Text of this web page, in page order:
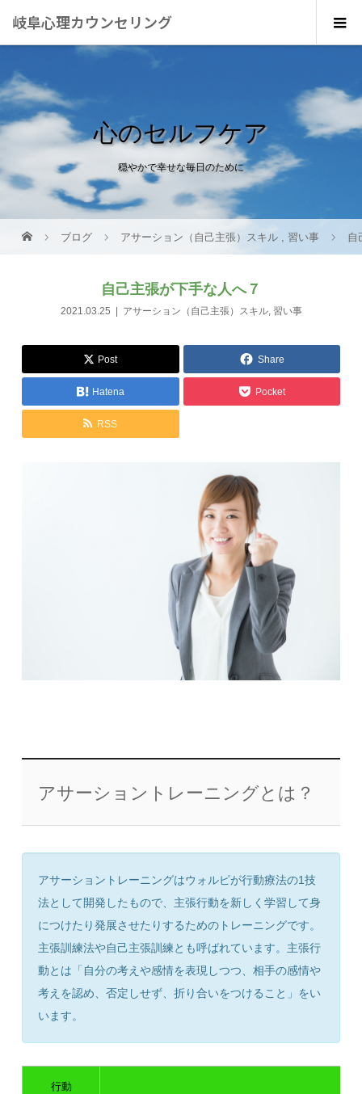
岐阜心理カウンセリング
心のセルフケア
穏やかで幸せな毎日のために
ブログ アサーション（自己主張）スキル , 習い事 自
自己主張が下手な人へ７
2021.03.25 アサーション（自己主張）スキル, 習い事
Post Share
Hatena Pocket
RSS
アサーショントレーニングとは？
アサーショントレーニングはウォルピが行動療法の1技
法として開発したもので、主張行動を新しく学習して身
につけたり発展させたりするためのトレーニングです。
主張訓練法や自己主張訓練とも呼ばれています。主張行
動とは「自分の考えや感情を表現しつつ、相手の感情や
考えを認め、否定しせず、折り合いをつけること」をい
います。
行動